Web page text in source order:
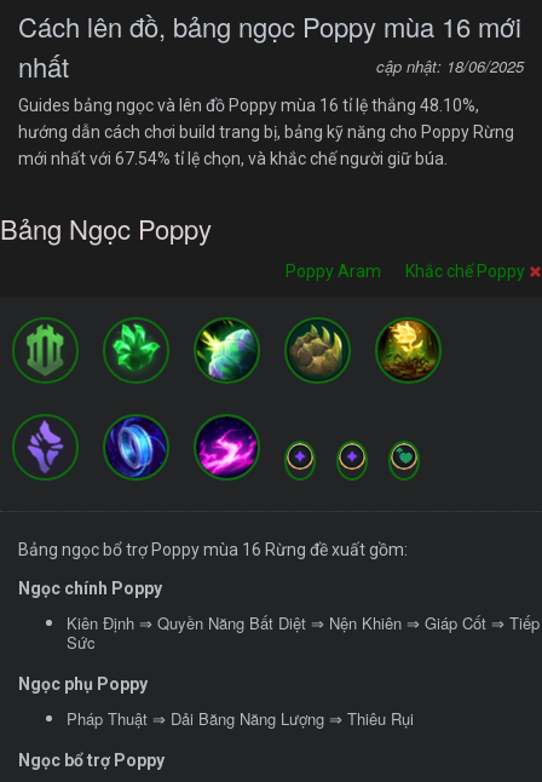
Cách lên đồ, bảng ngọc Poppy mùa 16 mới
nhất
cập nhật: 18/06/2025
Guides bảng ngọc và lên đồ Poppy mùa 16 tỉ lệ thắng 48.10%,
hướng dẫn cách chơi build trang bị, bảng kỹ năng cho Poppy Rừng
mới nhất với 67.54% tỉ lệ chọn, và khắc chế người giữ búa.
Bảng Ngọc Poppy
Khắc chế Poppy
Poppy Aram
Bảng ngọc bổ trợ Poppy mùa 16 Rừng đề xuất gồm:
Ngọc chính Poppy
Kiên Định ⇒ Quyền Năng Bất Diệt ⇒ Nện Khiên ⇒ Giáp Cốt ⇒ Tiếp
Sức
Ngọc phụ Poppy
Pháp Thuật ⇒ Dải Băng Năng Lượng ⇒ Thiêu Rụi
Ngọc bổ trợ Poppy